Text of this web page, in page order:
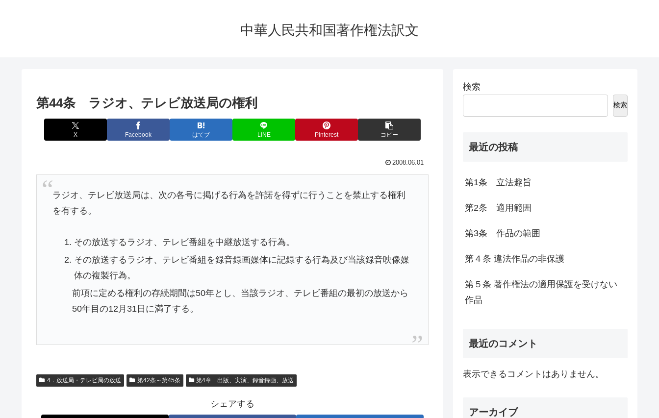
中華人民共和国著作権法訳文
第44条 ラジオ、テレビ放送局の権利
X Facebook はてブ LINE Pinterest コピー
2008.06.01
ラジオ、テレビ放送局は、次の各号に掲げる行為を許諾を得ずに行うことを禁止する権利
を有する。
その放送するラジオ、テレビ番組を中継放送する行為。
その放送するラジオ、テレビ番組を録音録画媒体に記録する行為及び当該録音映像媒
体の複製行為。
前項に定める権利の存続期間は50年とし、当該ラジオ、テレビ番組の最初の放送から
50年目の12月31日に満了する。
4．放送局・テレビ局の放送 第42条～第45条 第4章 出版、実演、録音録画、放送
シェアする
検索
検索
最近の投稿
第1条 立法趣旨
第2条 適用範囲
第3条 作品の範囲
第４条 違法作品の非保護
第５条 著作権法の適用保護を受けない
作品
最近のコメント
表示できるコメントはありません。
アーカイブ